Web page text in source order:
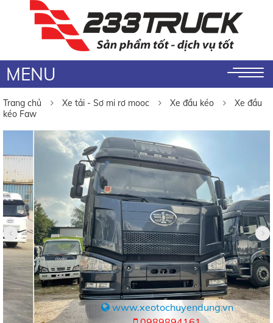
MENU
Trang chủ Xe tải - Sơ mi rơ mooc Xe đầu kéo
Xe đầu
kéo Faw
www.xeotochuyendung.vn